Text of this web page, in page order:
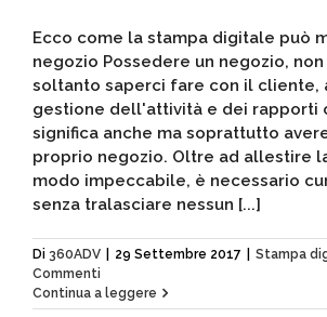
Ecco come la stampa digitale può
negozio Possedere un negozio,
soltanto saperci fare con il cliente,
gestione dell'attività e dei rapporti
significa anche ma soprattutto
proprio negozio. Oltre ad allestire
modo impeccabile, è necessario
senza tralasciare nessun [...]
Di 360ADV 29 Settembre 2017 Stampa
Commenti
Continua a leggere